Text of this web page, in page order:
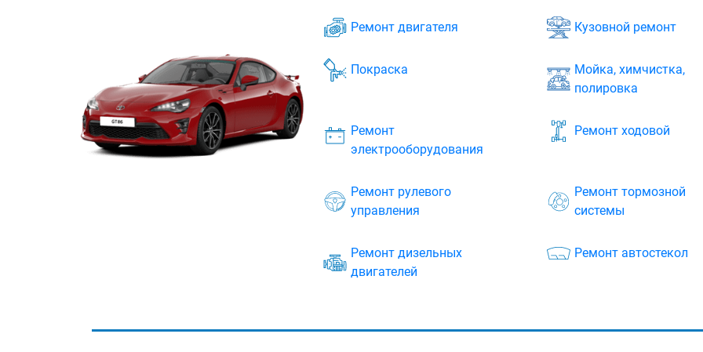
Ремонт двигателя Кузовной ремонт
Покраска
Мойка, химчистка,
полировка
Ремонт
электрооборудования
Ремонт ходовой
Ремонт рулевого
управления
Ремонт тормозной
системы
Ремонт дизельных
двигателей
Ремонт автостекол